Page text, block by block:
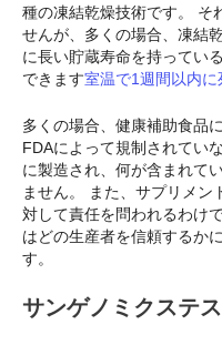
種の凍結乾燥技術です。 そ
せんが、多くの場合、凍結
に長い貯蔵寿命を持ってい
できます室温で1週間以内に
多くの場合、健康補助食品
FDAによって規制されてい
に製造され、何が含まれて
ません。 また、サプリメン
対して責任を問われるわけ
はどの生産者を信頼するか
す。
サンゲノミクステ